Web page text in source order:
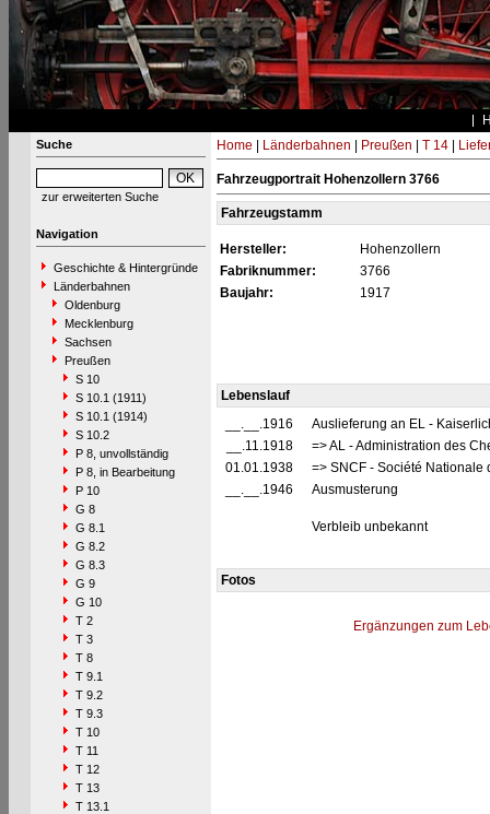
Suche
zur erweiterten Suche
Navigation
Geschichte & Hintergründe
Länderbahnen
Oldenburg
Mecklenburg
Sachsen
Preußen
S 10
S 10.1 (1911)
S 10.1 (1914)
S 10.2
P 8, unvollständig
P 8, in Bearbeitung
P 10
G 8
G 8.1
G 8.2
G 8.3
G 9
G 10
T 2
T 3
T 8
T 9.1
T 9.2
T 9.3
T 10
T 11
T 12
T 13
T 13.1
Home Länderbahnen Preußen T 14|
Fahrzeugportrait Hohenzollern 3766
Fahrzeugstamm
Hersteller:
Hohenzollern
Fabriknummer:
3766
Baujahr:
1917
Lebenslauf
__.__.1916
Auslieferung an EL -
__.11.1918
=> AL - Administration des
01.01.1938
=> SNCF - Société
__.__.1946
Ausmusterung
Verbleib unbekannt
Fotos
Ergänzungen zum